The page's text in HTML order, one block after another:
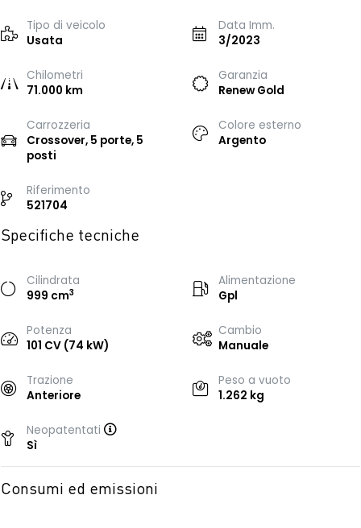
Tipo di veicolo
Usata
Data Imm.
3/2023
Chilometri
71.000 km
Garanzia
Renew Gold
Carrozzeria
Crossover, 5 porte, 5
posti
Colore esterno
Argento
Riferimento
521704
Specifiche tecniche
Cilindrata
999 cm3
Alimentazione
Gpl
Potenza
101 CV (74 kW)
Cambio
Manuale
Trazione
Anteriore
Peso a vuoto
1.262 kg
Neopatentati
Sì
Consumi ed emissioni